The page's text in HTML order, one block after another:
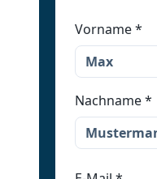
Vorname*
Nachname*